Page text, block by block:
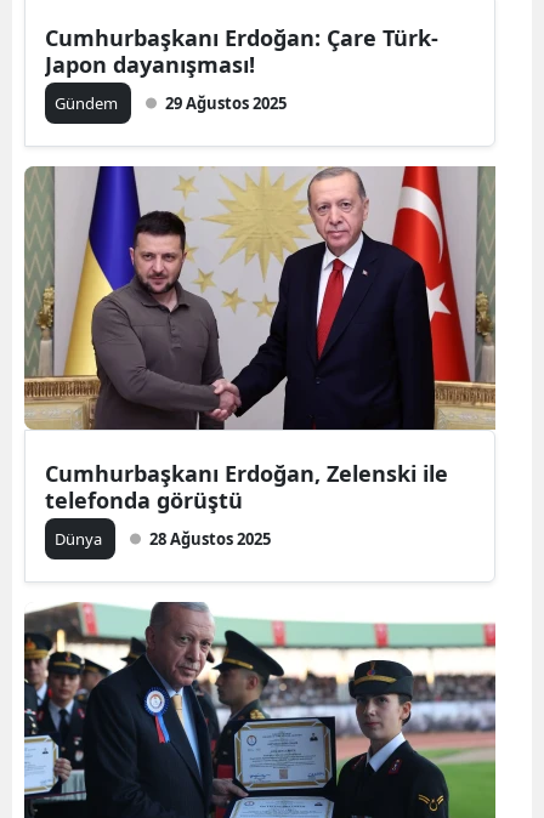
Cumhurbaşkanı Erdoğan: Çare Türk-
Japon dayanışması!
Gündem 29 Ağustos 2025
Cumhurbaşkanı Erdoğan, Zelenski ile
telefonda görüştü
Dünya 28 Ağustos 2025